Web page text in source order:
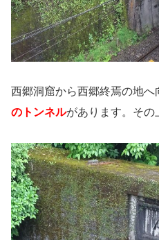
西郷洞窟から西郷終焉の地へ
のトンネルがあります。その